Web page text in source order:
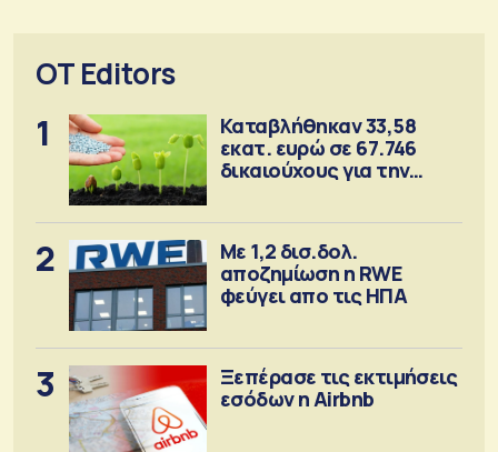
OT Editors
1
Καταβλήθηκαν 33,58
εκατ. ευρώ σε 67.746
δικαιούχους για την
2
Με 1,2 δισ.δολ.
αποζημίωση η RWE
φεύγει απο τις ΗΠΑ
3
Ξεπέρασε τις εκτιμήσεις
εσόδων η Airbnb